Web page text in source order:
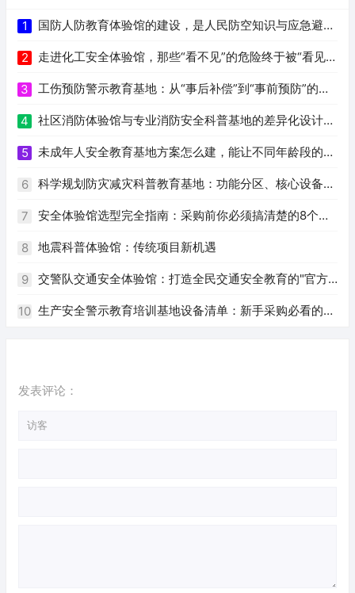
1 国防人防教育体验馆的建设，是人民防空知识与应急避险
技能教育实践
2 走进化工安全体验馆，那些“看不见”的危险终于被“看见”
了
3 工伤预防警示教育基地：从“事后补偿”到“事前预防”的安
全治理转型
4 社区消防体验馆与专业消防安全科普基地的差异化设计思
路
5 未成年人安全教育基地方案怎么建，能让不同年龄段的孩
子学到真技能
6 科学规划防灾减灾科普教育基地：功能分区、核心设备与
建设要点
7 安全体验馆选型完全指南：采购前你必须搞清楚的8个问
题
8 地震科普体验馆：传统项目新机遇
9 交警队交通安全体验馆：打造全民交通安全教育的"官方
阵地"
10 生产安全警示教育培训基地设备清单：新手采购必看的完
发表评论：